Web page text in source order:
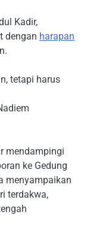
Kadir,
dengan harapan
tetapi harus
mendampingi
ke Gedung
menyampaikan
terdakwa,